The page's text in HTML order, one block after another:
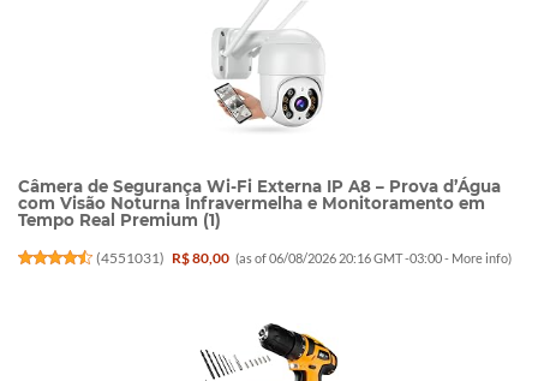
Câmera de Segurança Wi-Fi Externa IP A8 – Prova d’Água
com Visão Noturna Infravermelha e Monitoramento em
Tempo Real Premium (1)
(4551031) R$ 80,00 (as of 06/08/2026 20:16 GMT -03:00 - More info)